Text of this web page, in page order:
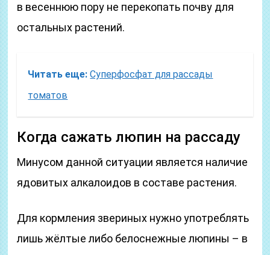
в весеннюю пору не перекопать почву для
остальных растений.
Читать еще: Суперфосфат для рассады
томатов
Когда сажать люпин на рассаду
Минусом данной ситуации является наличие
ядовитых алкалоидов в составе растения.
Для кормления звериных нужно употреблять
лишь жёлтые либо белоснежные люпины – в